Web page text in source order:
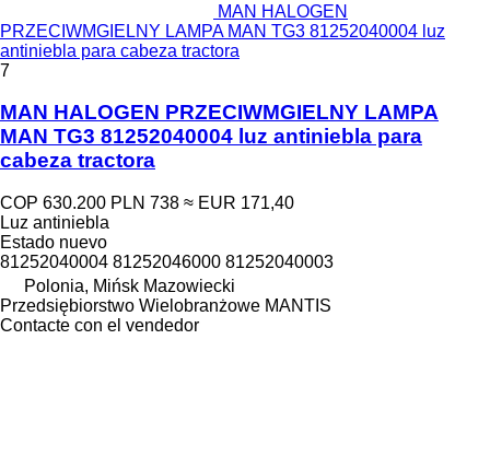
MAN HALOGEN
PRZECIWMGIELNY LAMPA MAN TG3 81252040004 luz
antiniebla para cabeza tractora
7
MAN HALOGEN PRZECIWMGIELNY LAMPA
MAN TG3 81252040004 luz antiniebla para
cabeza tractora
COP 630.200 PLN 738 ≈ EUR 171,40
Luz antiniebla
Estado nuevo
81252040004 81252046000 81252040003
Polonia, Mińsk Mazowiecki
Przedsiębiorstwo Wielobranżowe MANTIS
Contacte con el vendedor